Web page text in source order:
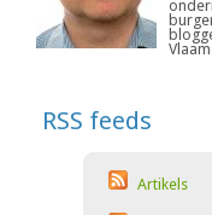
RSS feeds
Artikels